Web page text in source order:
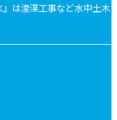
は浚渫工事など水中土木